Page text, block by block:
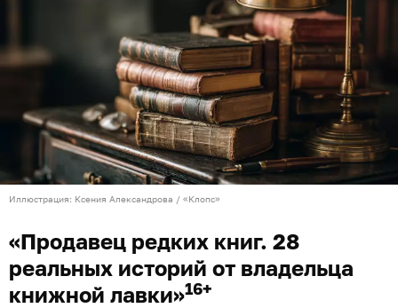
Иллюстрация: Ксения Александрова / «Клопс»
«Продавец редких книг. 28
реальных историй от владельца
книжной лавки»16+